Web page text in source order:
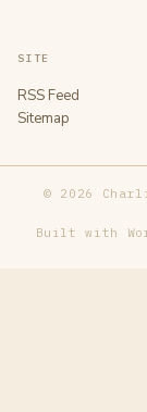
SITE
RSS Feed
Sitemap
© 2026
Built with